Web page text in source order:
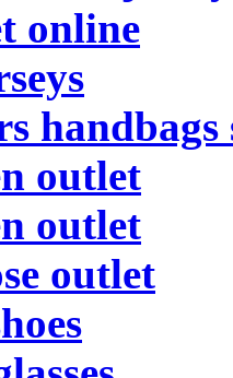
online
handbags
outlet
outlet
outlet